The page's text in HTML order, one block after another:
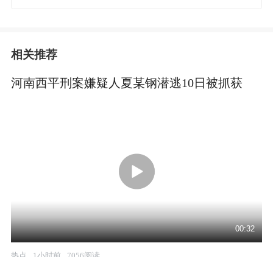
相关推荐
河南西平刑案嫌疑人夏某钢潜逃10日被抓获
00:32